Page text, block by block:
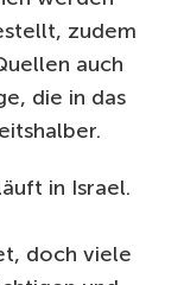
zudem
auch
die in das
in Israel.
doch viele